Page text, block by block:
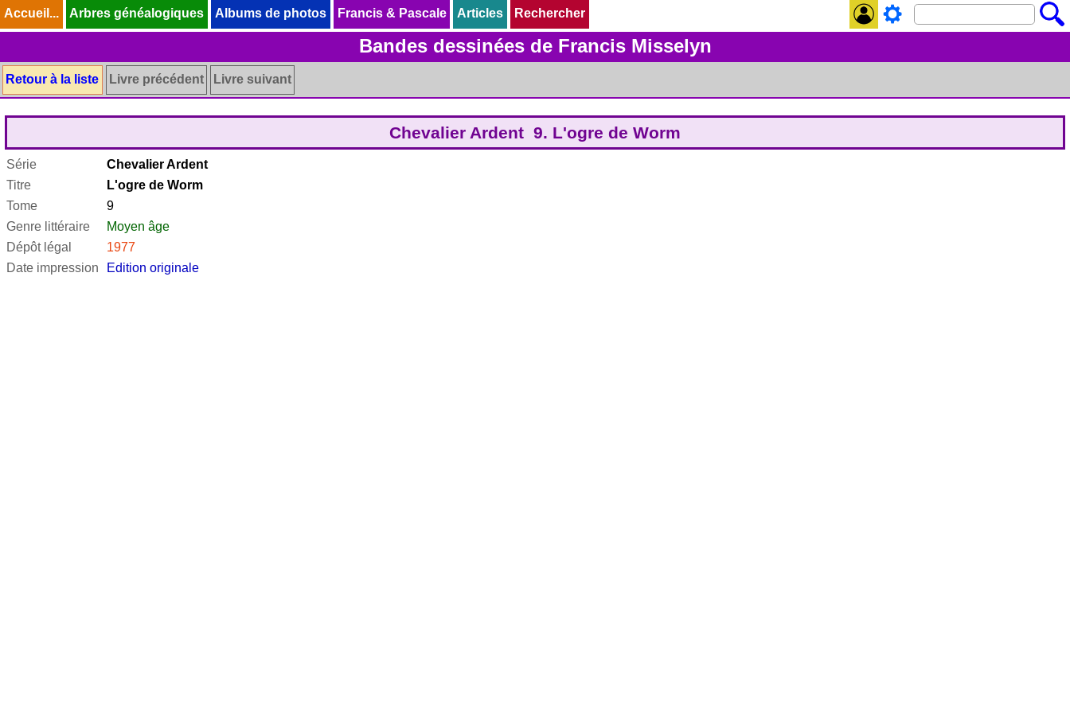
Accueil... Arbres généalogiques Albums de photos Francis & Pascale Articles Rechercher
Bandes dessinées de Francis Misselyn
Retour à la liste Livre précédent Livre suivant
Chevalier Ardent 9. L'ogre de Worm
Série
Chevalier Ardent
Titre
L'ogre de Worm
Tome
9
Genre littéraire
Moyen âge
Dépôt légal
1977
Date impression
Edition originale
Accueil... Arbres généalogiques Albums de photos Francis & Pascale Articles Rechercher